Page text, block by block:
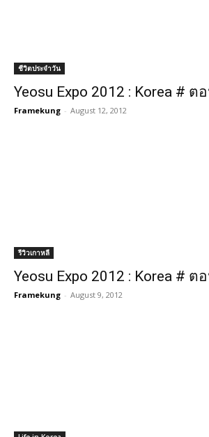
ชีวิตประจำวัน
Yeosu Expo 2012 : Korea # ต
Framekung - August 12, 2012
รีวิวเกาหลี
Yeosu Expo 2012 : Korea # ต
Framekung - August 9, 2012